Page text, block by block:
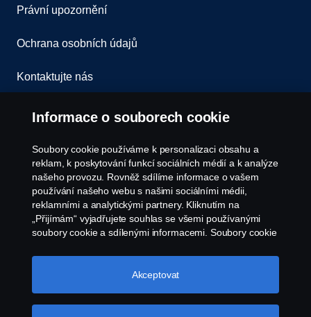
Právní upozornění
Ochrana osobních údajů
Kontaktujte nás
Všeobecné obchodní podmínky
Oznámení porušení předpisů
Zásady Cookies
Nastavení Cookie
Informace o souborech cookie
Soubory cookie používáme k personalizaci obsahu a
reklam, k poskytování funkcí sociálních médií a k analýze
našeho provozu. Rovněž sdílíme informace o vašem
používání našeho webu s našimi sociálními médii,
reklamními a analytickými partnery. Kliknutím na
„Přijímám“ vyjadřujete souhlas se všemi používanými
soubory cookie a sdílenými informacemi. Soubory cookie
cookie“ a výběrem kategorií, které chcete přijmout.
Podrobnější vysvětlení toho, jak používáme soubory
Akceptovat